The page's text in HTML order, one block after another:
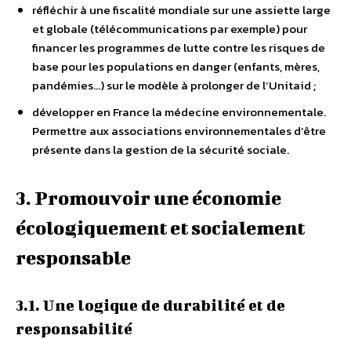
réfléchir à une fiscalité mondiale sur une assiette large
et globale (télécommunications par exemple) pour
financer les programmes de lutte contre les risques de
base pour les populations en danger (enfants, mères,
pandémies…) sur le modèle à prolonger de l’Unitaid ;
développer en France la médecine environnementale.
Permettre aux associations environnementales d’être
présente dans la gestion de la sécurité sociale.
3. Promouvoir une économie
écologiquement et socialement
responsable
3.1. Une logique de durabilité et de
responsabilité